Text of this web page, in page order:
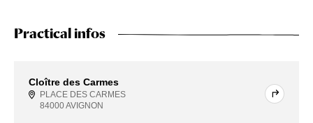
Practical infos
Cloître des Carmes
PLACE DES CARMES
84000 AVIGNON